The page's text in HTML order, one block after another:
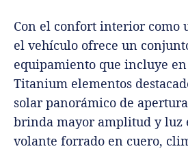
Con el confort interior como
el vehículo ofrece un
equipamiento que incluye
Titanium elementos
solar panorámico de
brinda mayor amplitud y luz
volante forrado en cuero,